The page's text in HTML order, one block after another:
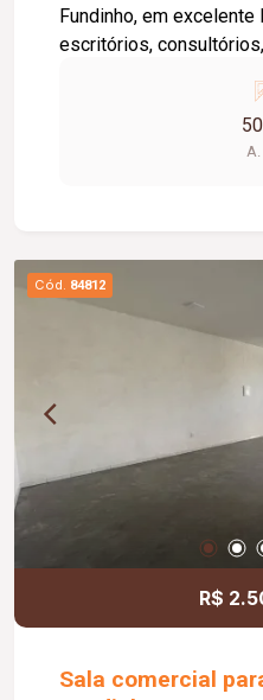
Fundinho, em
escritórios,
aproximadamente 50
ponto de água,
oferecendo praticidade
banheiros feminino e
acessibilidade, controle
inclusa no condomínio,
áreas comuns, copa,
de Limpeza), sistema
de segurança e internet
diferencial, existe a
da área da sala,
locatário. Entre em
Cód. 84812
R$
Sala comercial